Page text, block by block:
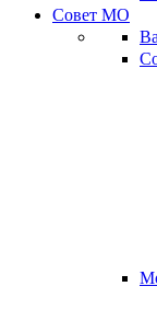
Совет МО